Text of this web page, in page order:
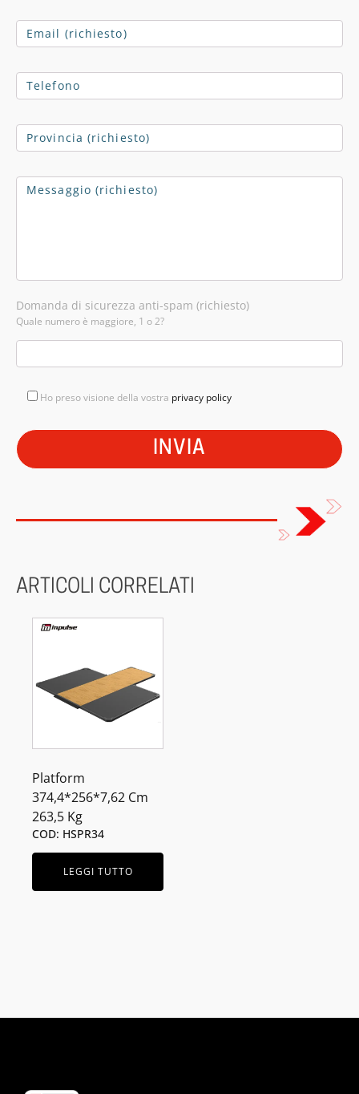
Domanda di sicurezza anti-spam (richiesto)
Quale numero è maggiore, 1 o 2?
Ho preso visione della vostra privacy policy
ARTICOLI CORRELATI
Platform
374,4*256*7,62 Cm
263,5 Kg
COD: HSPR34
LEGGI TUTTO